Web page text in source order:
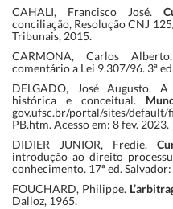
CAHALI, Francisco José.
conciliação, Resolução CNJ
Tribunais, 2015.
CARMONA, Carlos
comentário a Lei 9.307/96. 3ª
DELGADO, José Augusto.
histórica e conceitual.
gov.ufsc.br/portal/sites/default/
PB.htm. Acesso em: 8 fev. 2023.
DIDIER JUNIOR, Fredie.
introdução ao direito
conhecimento. 17ª ed.
FOUCHARD, Philippe.
Dalloz, 1965.